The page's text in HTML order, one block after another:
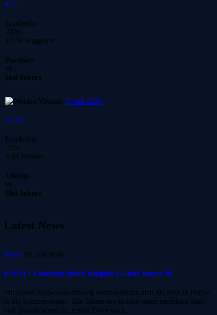
6 - 7
Landesliga
2026
TGW Feggrube
Panthers
vs
Hof Jokers
5. Juli 2026
14 - 35
Landesliga
2026
VfB Weiden
Vikings
vs
Hof Jokers
Latest News
News 20. Juli 2026
FINAL: Landshut Black Knights 9 – Hof Jokers 30
Mit einem 30:9-Auswärtssieg verabschieden sich die Men in Purple
in die Sommerpause! Die Jokers erwischten einen perfekten Start
und gingen bereits im ersten Drive nach…